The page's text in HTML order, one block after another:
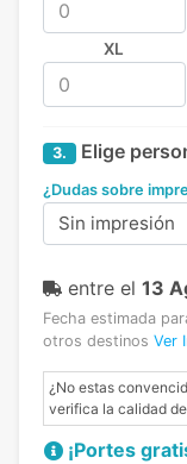
XL
3. Elige
¿Dudas sobre
Sin impresión
entre el 13
Fecha estimada
otros destinos Ver
¿No estas
verifica la calidad
¡Portes